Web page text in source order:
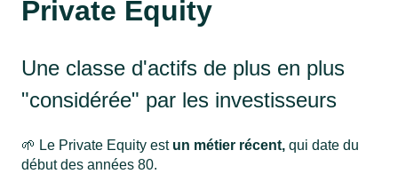
Private Equity
Une classe d'actifs de plus en plus
"considérée" par les investisseurs
🌱 Le Private Equity est un métier récent, qui date du
début des années 80.